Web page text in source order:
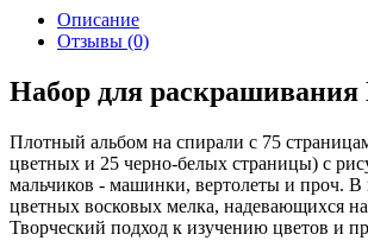
Описание
Отзывы (0)
Набор для раскрашивания
Плотный альбом на спирали с 75
цветных и 25 черно-белых страницы) с
мальчиков - машинки, вертолеты и проч. В
цветных восковых мелка, надевающихся
Творческий подход к изучению цветов и